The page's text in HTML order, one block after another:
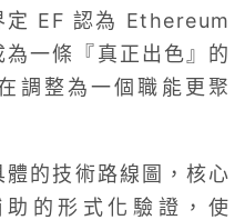
定 EF 認為 Ethereum
一條『真正出色』的
調整為一個職能更聚
體的技術路線圖，核心
的形式化驗證，使